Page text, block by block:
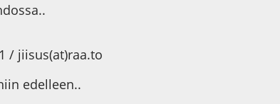
/ jiisus(at)raa.to
edelleen..